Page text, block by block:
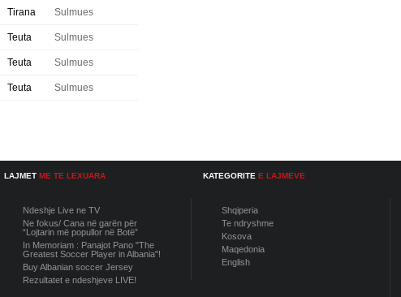
Tirana Sulmues
Teuta Sulmues
Teuta Sulmues
Teuta Sulmues
LAJMET ME TE LEXUARA
Ndeshje Live ne TV
Ne fokus/ Cana në garën për
“Lojtarin më popullor në Botë”
In Memoriam : Panajot Pano "The
Greatest Soccer Player in Albania"!
Buy Albanian soccer Jersey
Rezultatet e ndeshjeve LIVE!
KATEGORITE E LAJMEVE
Shqiperia
Te ndryshme
Kosova
Maqedonia
English